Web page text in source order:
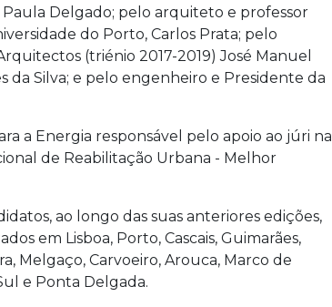
Delgado; pelo arquiteto e professor
do Porto, Carlos Prata; pelo
(triénio 2017-2019) José Manuel
Silva; e pelo engenheiro e Presidente da
a Energia responsável pelo apoio ao júri na
de Reabilitação Urbana - Melhor
ao longo das suas anteriores edições,
em Lisboa, Porto, Cascais, Guimarães,
Melgaço, Carvoeiro, Arouca, Marco de
e Ponta Delgada.